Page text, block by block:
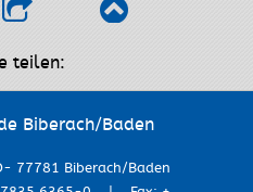
teilen:
Biberach/Baden
Biberach/Baden